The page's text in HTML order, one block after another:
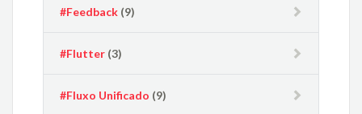
#Feedback (9)
#Flutter (3)
#Fluxo Unificado (9)